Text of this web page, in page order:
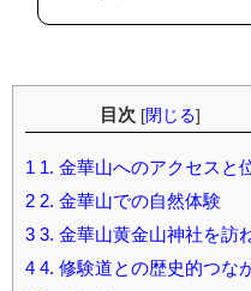
目次 [閉じる]
1 1. 金華山へのアクセスと
2 2. 金華山での自然体験
3 3. 金華山黄金山神社を訪
4 4. 修験道との歴史的つな